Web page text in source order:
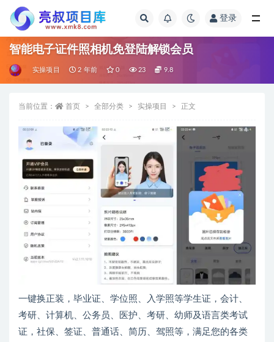
登录
智能电子证件照相机免登陆解锁会员
实操项目 2 年前 0 23 9.8
当前位置： 首页 全部分类 实操项目 正文
一键换正装，毕业证、学位照、入学照等学生证，会计、
考研、计算机、公务员、医护、考研、幼师及语言类考试
证，社保、签证、普通话、简历、驾照等，满足您的各类